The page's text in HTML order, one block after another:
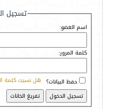
تسجيل
اسم العضو:
كلمة المرور:
هل نسيت كلمة حفظ البيانات؟